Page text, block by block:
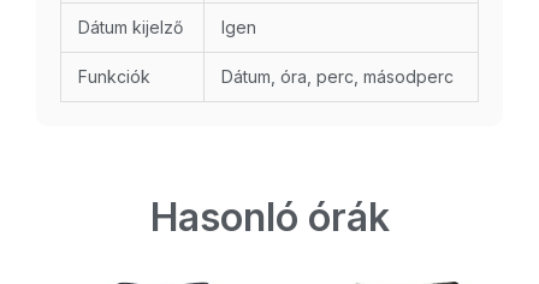
Dátum kijelző Igen
Funkciók Dátum, óra, perc, másodperc
Hasonló órák